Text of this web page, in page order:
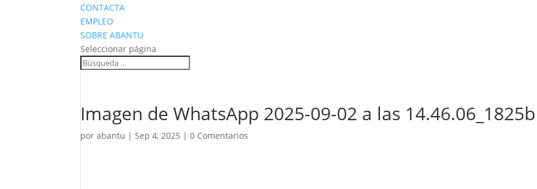
CONTACTA
EMPLEO
SOBRE ABANTU
Seleccionar página
Imagen de WhatsApp 2025-09-02 a las
porabantu |Sep 4, 2025 |0 Comentarios